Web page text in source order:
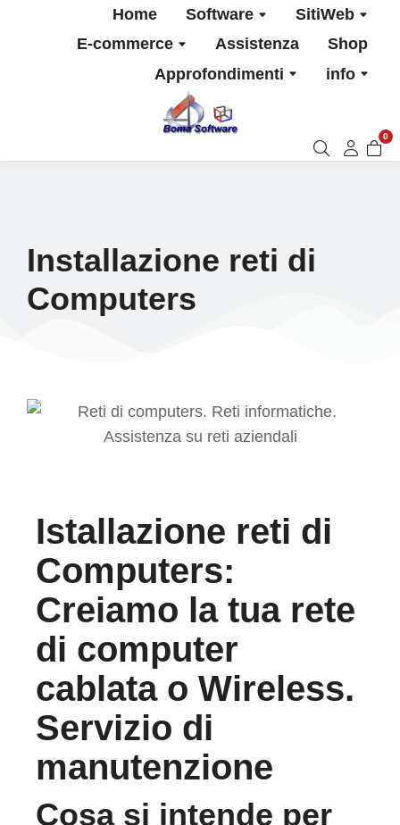
Home Software
SitiWeb
E-commerce
Assistenza
Shop
Approfondimenti
info
0
Installazione reti di
Computers
Istallazione reti di
Computers:
Creiamo la tua rete
di computer
cablata o Wireless.
Servizio di
manutenzione
Cosa si intende per